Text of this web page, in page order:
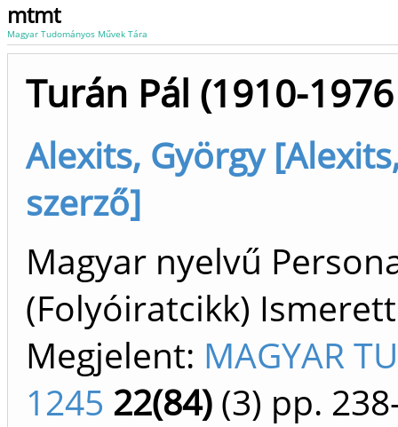
mtmt
Magyar Tudományos Művek Tára
Turán Pál (1910-
Alexits, György
szerző]
Magyar nyelvű
(Folyóiratcikk)
Megjelent: MAGYAR
1245 22(84) (3) pp.